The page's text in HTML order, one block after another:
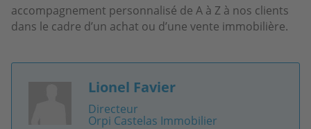
accompagnement personnalisé de A à Z à nos clients
dans le cadre d’un achat ou d’une vente immobilière.
Lionel Favier
Directeur
Orpi Castelas Immobilier